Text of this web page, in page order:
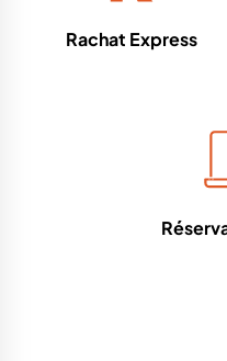
Rachat Express